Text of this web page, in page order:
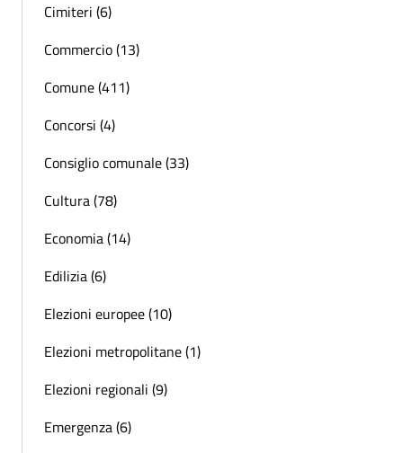
Cimiteri (6)
Commercio (13)
Comune (411)
Concorsi (4)
Consiglio comunale (33)
Cultura (78)
Economia (14)
Edilizia (6)
Elezioni europee (10)
Elezioni metropolitane (1)
Elezioni regionali (9)
Emergenza (6)